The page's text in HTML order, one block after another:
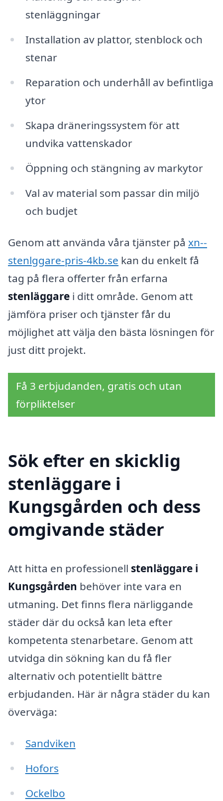
stenläggningar
Installation av plattor, stenblock och
stenar
Reparation och underhåll av befintliga
ytor
Skapa dräneringssystem för att
undvika vattenskador
Öppning och stängning av markytor
Val av material som passar din miljö
och budjet
Genom att använda våra tjänster på xn--
stenlggare-pris-4kb.se kan du enkelt få
tag på flera offerter från erfarna
stenläggare i ditt område. Genom att
jämföra priser och tjänster får du
möjlighet att välja den bästa lösningen för
just ditt projekt.
Få 3 erbjudanden, gratis och utan
förpliktelser
Sök efter en skicklig
stenläggare i
Kungsgården och dess
omgivande städer
Att hitta en professionell stenläggare i
Kungsgården behöver inte vara en
utmaning. Det finns flera närliggande
städer där du också kan leta efter
kompetenta stenarbetare. Genom att
utvidga din sökning kan du få fler
alternativ och potentiellt bättre
erbjudanden. Här är några städer du kan
överväga:
Sandviken
Hofors
Ockelbo